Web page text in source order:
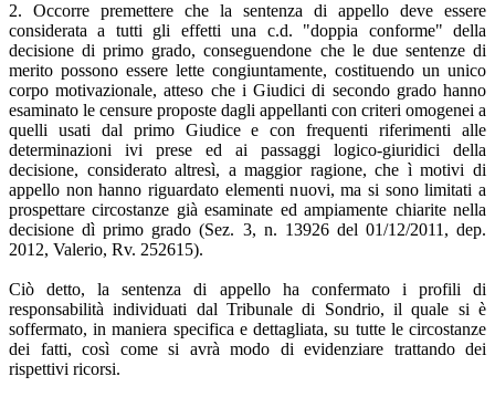
2. Occorre premettere che la sentenza di appello deve essere
considerata a tutti gli effetti una c.d. "doppia conforme" della
decisione di primo grado, conseguendone che le due sentenze di
merito possono essere lette congiuntamente, costituendo un unico
corpo motivazionale, atteso che i Giudici di secondo grado hanno
esaminato le censure proposte dagli appellanti con criteri omogenei a
quelli usati dal primo Giudice e con frequenti riferimenti alle
determinazioni ivi prese ed ai passaggi logico-giuridici della
decisione, considerato altresì, a maggior ragione, che ì motivi di
appello non hanno riguardato elementi nuovi, ma si sono limitati a
prospettare circostanze già esaminate ed ampiamente chiarite nella
decisione dì primo grado (Sez. 3, n. 13926 del 01/12/2011, dep.
2012, Valerio, Rv. 252615).
Ciò detto, la sentenza di appello ha confermato i profili di
responsabilità individuati dal Tribunale di Sondrio, il quale si è
soffermato, in maniera specifica e dettagliata, su tutte le circostanze
dei fatti, così come si avrà modo di evidenziare trattando dei
rispettivi ricorsi.